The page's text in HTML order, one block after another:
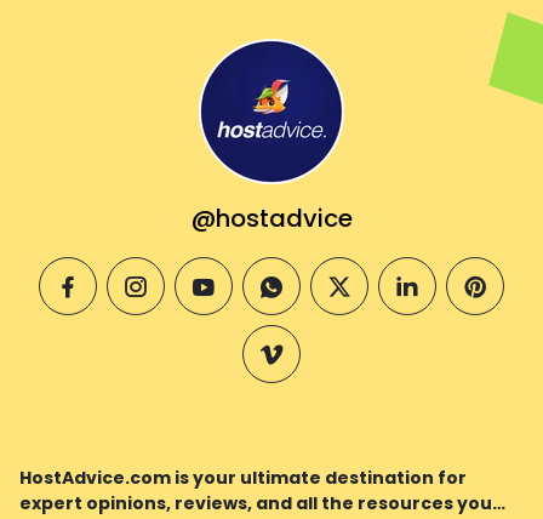
@hostadvice
facebookinstagramyoutubewhatsapptwitterlinkedin
vimeo
HostAdvice.com is your ultimate destination for
expert opinions, reviews, and all the resources you